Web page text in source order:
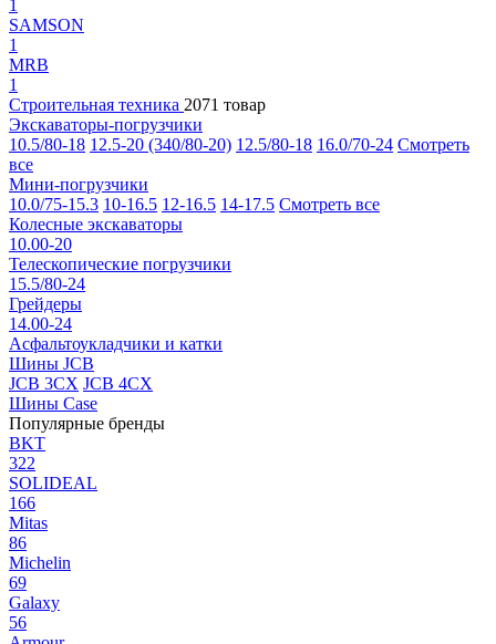
1
SAMSON
1
MRB
1
Строительная техника 2071 товар
Экскаваторы-погрузчики
10.5/80-18 12.5-20 (340/80-20) 12.5/80-18 16.0/70-24 Смотреть
все
Мини-погрузчики
10.0/75-15.3 10-16.5 12-16.5 14-17.5 Смотреть все
Колесные экскаваторы
10.00-20
Телескопические погрузчики
15.5/80-24
Грейдеры
14.00-24
Асфальтоукладчики и катки
Шины JCB
JCB 3CX JCB 4CX
Шины Case
Популярные бренды
BKT
322
SOLIDEAL
166
Mitas
86
Michelin
69
Galaxy
56